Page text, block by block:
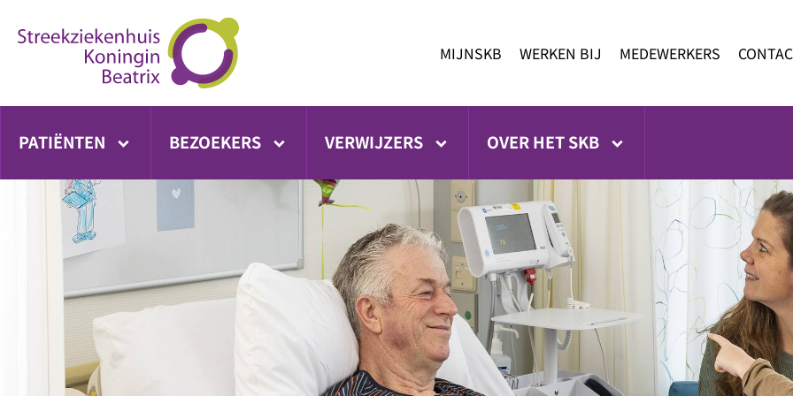
direct
MIJNSKB WERKEN BIJ MEDEWERKERS
PATIËNTEN BEZOEKERS VERWIJZERS OVER HET SKB